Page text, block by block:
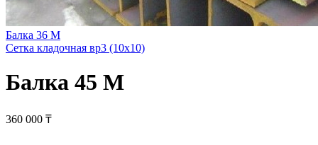
Балка 36 М
Сетка кладочная вр3 (10х10)
Балка 45 М
360 000 ₸